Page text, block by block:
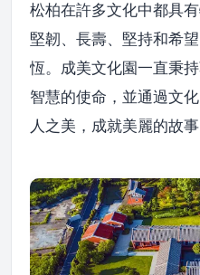
松柏在許多文化中都具
堅韌、長壽、堅持和希
恆。成美文化園一直秉
智慧的使命，並通過文
人之美，成就美麗的故事